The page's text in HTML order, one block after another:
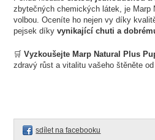
zbytečných chemických látek, je Marp
volbou. Oceníte ho nejen vy díky
pejsek díkyvynikající chuti a
🛒Vyzkoušejte Marp Natural Plus
zdravý růst a vitalitu vašeho štěněte
sdílet na facebooku